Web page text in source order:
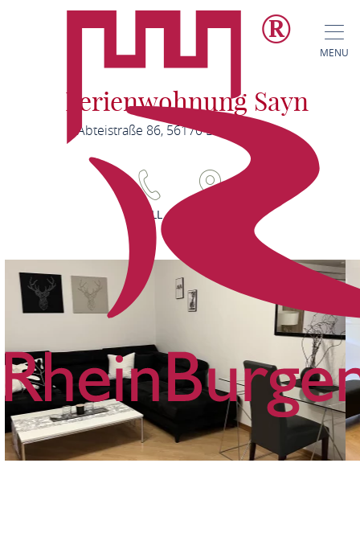
MENU
Ferienwohnung Sayn
Abteistraße 86, 56170 Bendorf-Sayn
CALL